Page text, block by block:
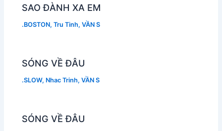
SAO ĐÀNH XA EM
.BOSTON,Tru Tinh,VẦN S
SÓNG VỀ ĐÂU
.SLOW, Nhac Trinh,VẦN S
SÓNG VỀ ĐÂU